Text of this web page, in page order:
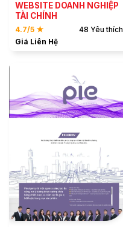
WEBSITE DOANH NGHIỆP
TÀI CHÍNH
4.7/5 ★
48 Yêu thích
Giá Liên Hệ
ĐẶT MẪU
XEM DEMO